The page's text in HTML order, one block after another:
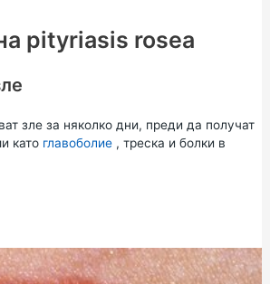
pityriasis rosea
зле за няколко дни, преди да получат
като главоболие, треска и болки в